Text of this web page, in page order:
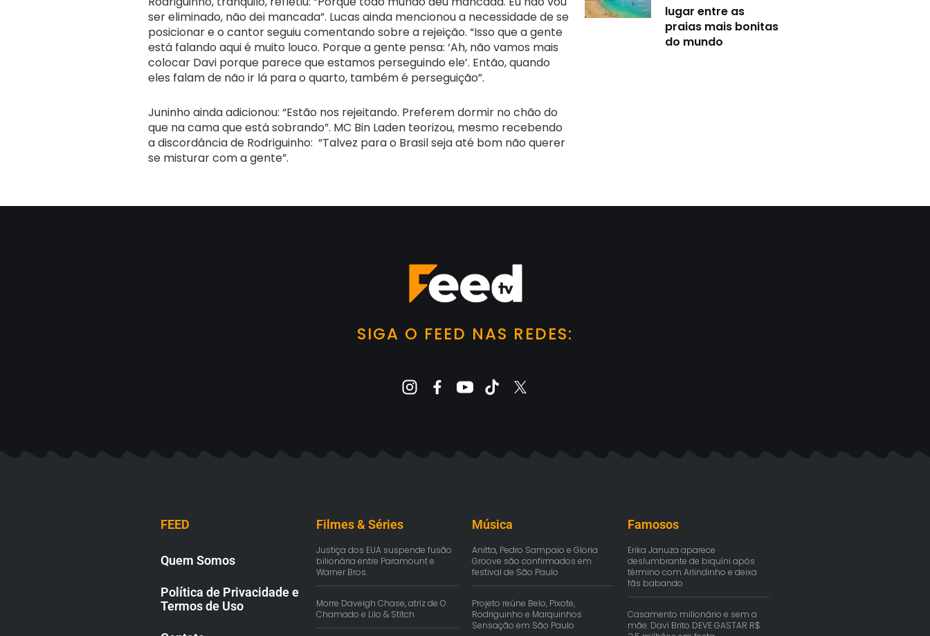
ser eliminado, não dei mancada”. Lucas ainda mencionou a necessidade de se
posicionar e o cantor seguiu comentando sobre a rejeição. “Isso que a gente
está falando aqui é muito louco. Porque a gente pensa: ‘Ah, não vamos mais
colocar Davi porque parece que estamos perseguindo ele’. Então, quando
eles falam de não ir lá para o quarto, também é perseguição”.
Juninho ainda adicionou: “Estão nos rejeitando. Preferem dormir no chão do
que na cama que está sobrando”. MC Bin Laden teorizou, mesmo recebendo
a discordância de Rodriguinho: “Talvez para o Brasil seja até bom não querer
se misturar com a gente”.
lugar entre as
praias mais bonitas
do mundo
SIGA O FEED NAS REDES:
FEED
Quem Somos
Política de Privacidade e
Termos de Uso
Filmes & Séries
Justiça dos EUA suspende fusão
bilionária entre Paramount e
Warner Bros.
Morre Daveigh Chase, atriz de O
Chamado e Lilo & Stitch
Música
Anitta, Pedro Sampaio e Gloria
Groove são confirmados em
festival de São Paulo
Projeto reúne Belo, Pixote,
Rodriguinho e Marquinhos
Sensação em São Paulo
Famosos
Erika Januza aparece
deslumbrante de biquíni após
término com Arlindinho e deixa
fãs babando
Casamento milionário e sem a
mãe: Davi Brito DEVE GASTAR R$